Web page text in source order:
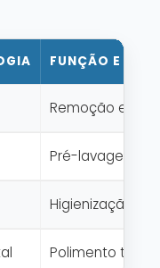
FUNÇÃO E
Remoção
Pré-lavagem
Higienização
Polimento